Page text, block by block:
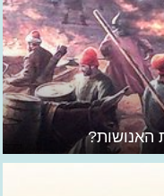
האנושות?